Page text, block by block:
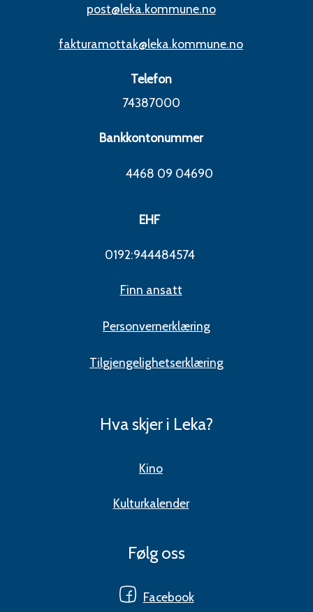
post@leka.kommune.no
fakturamottak@leka.kommune.no
Telefon
74387000
Bankkontonummer
4468 09 04690
EHF
0192:944484574
Finn ansatt
Personvernerklæring
Tilgjengelighetserklæring
Hva skjer i Leka?
Kino
Kulturkalender
Følg oss
Facebook